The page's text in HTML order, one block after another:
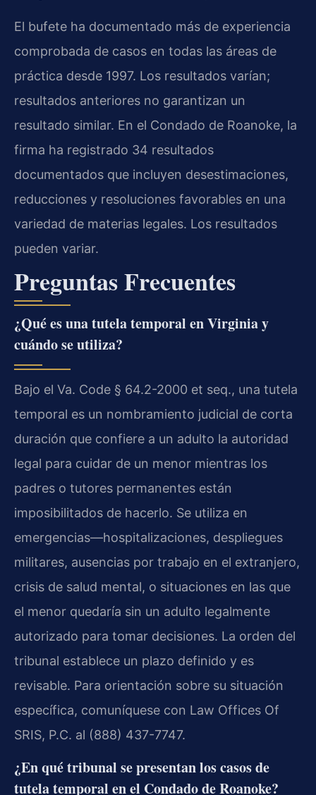
El bufete ha documentado más de experiencia
comprobada de casos en todas las áreas de
práctica desde 1997. Los resultados varían;
resultados anteriores no garantizan un
resultado similar. En el Condado de Roanoke, la
firma ha registrado 34 resultados
documentados que incluyen desestimaciones,
reducciones y resoluciones favorables en una
variedad de materias legales. Los resultados
pueden variar.
Preguntas Frecuentes
¿Qué es una tutela temporal en Virginia y
cuándo se utiliza?
Bajo el Va. Code § 64.2-2000 et seq., una tutela
temporal es un nombramiento judicial de corta
duración que confiere a un adulto la autoridad
legal para cuidar de un menor mientras los
padres o tutores permanentes están
imposibilitados de hacerlo. Se utiliza en
emergencias—hospitalizaciones, despliegues
militares, ausencias por trabajo en el extranjero,
crisis de salud mental, o situaciones en las que
el menor quedaría sin un adulto legalmente
autorizado para tomar decisiones. La orden del
tribunal establece un plazo definido y es
revisable. Para orientación sobre su situación
específica, comuníquese con Law Offices Of
SRIS, P.C. al (888) 437-7747.
¿En qué tribunal se presentan los casos de
tutela temporal en el Condado de Roanoke?